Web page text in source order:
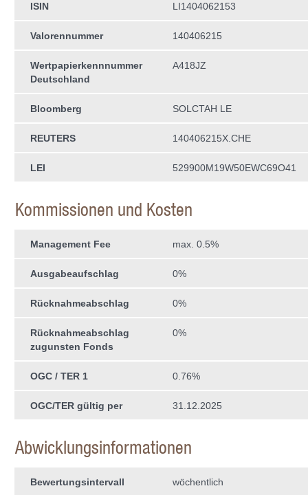
ISIN LI1404062153
Valorennummer 140406215
Wertpapierkenn­nummer
Deutschland
A418JZ
Bloomberg SOLCTAH LE
REUTERS 140406215X.CHE
LEI 529900M19W50EWC69O41
Kommissionen und Kosten
Management Fee max. 0.5%
Ausgabeaufschlag 0%
Rücknahmeabschlag 0%
Rücknahmeabschlag
zugunsten Fonds
0%
OGC / TER 1 0.76%
OGC/TER gültig per 31.12.2025
Abwicklungsinformationen
Bewertungsintervall wöchentlich